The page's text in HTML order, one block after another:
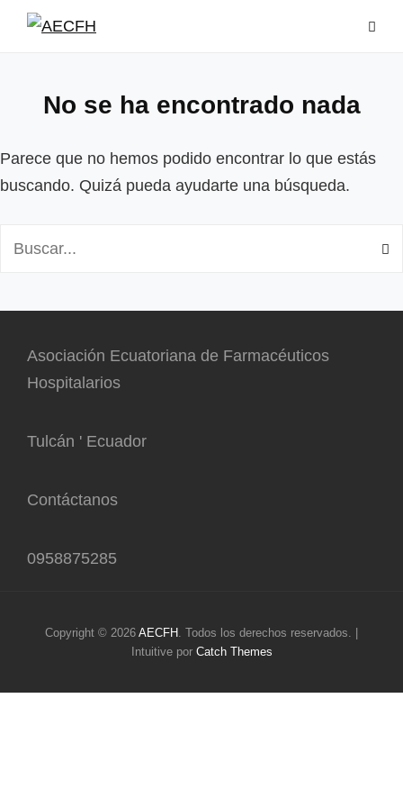
Saltar
No se ha encontrado nada
Parece que no hemos podido encontrar lo que estás
buscando. Quizá pueda ayudarte una búsqueda.
Asociación Ecuatoriana de Farmacéuticos
Hospitalarios
Tulcán ' Ecuador
Contáctanos
0958875285
Copyright © 2026 AECFH . Todos los derechos reservados. |
Intuitive por Catch Themes